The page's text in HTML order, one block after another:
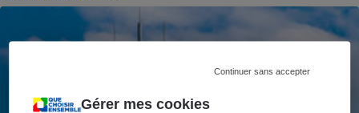
Gérer mes cookies
Continuer sans accepter